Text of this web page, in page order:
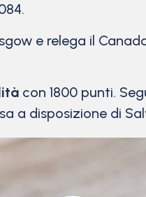
e relega il
con 1800 punti.
a disposizione di